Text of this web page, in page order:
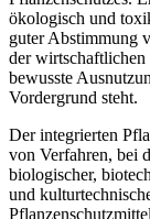
ökologisch und
guter Abstimmung
der wirtschaftlichen
bewusste
Vordergrund steht.
Der integrierten
von Verfahren, bei
biologischer,
und